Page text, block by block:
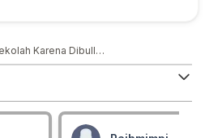
demi sedikit ia tabung dengan
harapan yang sama:
laku banyak."
Rizki menyimpan mimpi
Putus Sekolah Karena Dibully Kini Jualan Air Demi Bisa Kembali